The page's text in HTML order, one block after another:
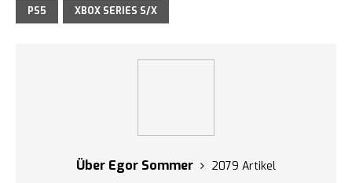
PS5 XBOX SERIES S/X
Über Egor Sommer
2079 Artikel